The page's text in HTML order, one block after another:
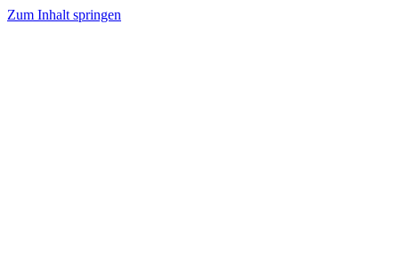
Zum Inhalt springen